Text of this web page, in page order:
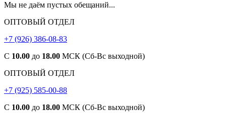
Мы не даём пустых обещаний...
ОПТОВЫЙ ОТДЕЛ
+7 (926) 386-08-83
С 10.00 до 18.00 МСК (Сб-Вс выходной)
ОПТОВЫЙ ОТДЕЛ
+7 (925) 585-00-88
С 10.00 до 18.00 МСК (Сб-Вс выходной)